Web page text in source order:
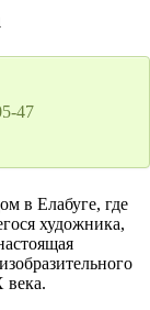
47
в Елабуге, где
художника,
века.